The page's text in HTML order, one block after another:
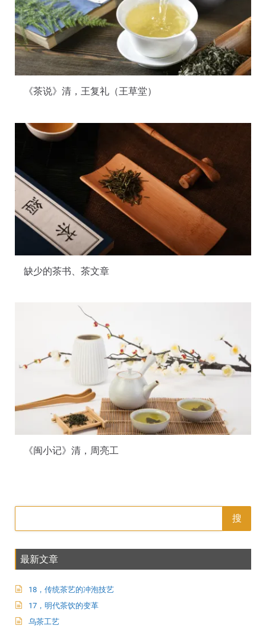
《茶说》清，王复礼（王草堂）
缺少的茶书、茶文章
《闽小记》清，周亮工
搜
最新文章
18，传统茶艺的冲泡技艺
17，明代茶饮的变革
乌茶工艺